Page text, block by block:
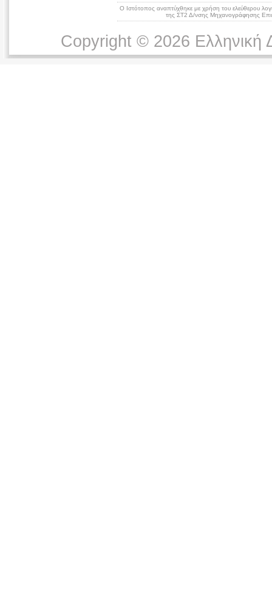
Ο Ιστότοπος αναπτύχθηκε με χρήση του ελεύθερου
της ΣΤ2 Δ/νσης Μηχανογράφησης
Copyright © 2026